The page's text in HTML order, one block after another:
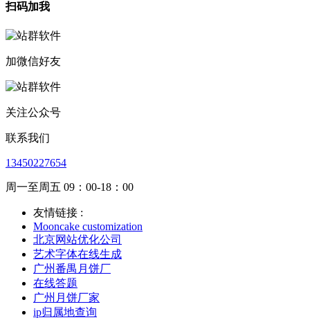
扫码加我
加微信好友
关注公众号
联系我们
13450227654
周一至周五 09：00-18：00
友情链接 :
Mooncake customization
北京网站优化公司
艺术字体在线生成
广州番禺月饼厂
在线答题
广州月饼厂家
ip归属地查询